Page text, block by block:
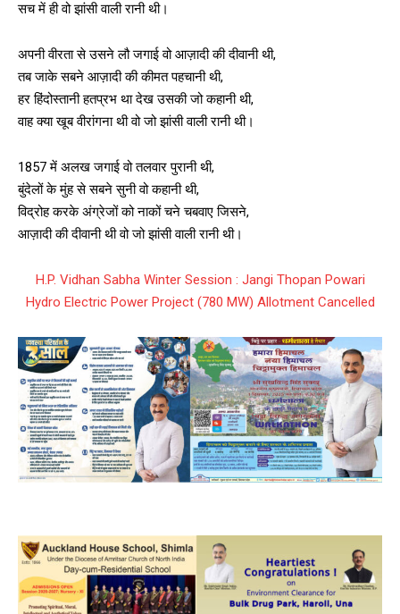
सच में ही वो झांसी वाली रानी थी।
अपनी वीरता से उसने लौ जगाई वो आज़ादी की दीवानी थी,
तब जाके सबने आज़ादी की कीमत पहचानी थी,
हर हिंदोस्तानी हतप्रभ था देख उसकी जो कहानी थी,
वाह क्या खूब वीरांगना थी वो जो झांसी वाली रानी थी।
1857 में अलख जगाई वो तलवार पुरानी थी,
बुंदेलों के मुंह से सबने सुनी वो कहानी थी,
विद्रोह करके अंग्रेजों को नाकों चने चबवाए जिसने,
आज़ादी की दीवानी थी वो जो झांसी वाली रानी थी।
H.P. Vidhan Sabha Winter Session : Jangi Thopan Powari
Hydro Electric Power Project (780 MW) Allotment Cancelled